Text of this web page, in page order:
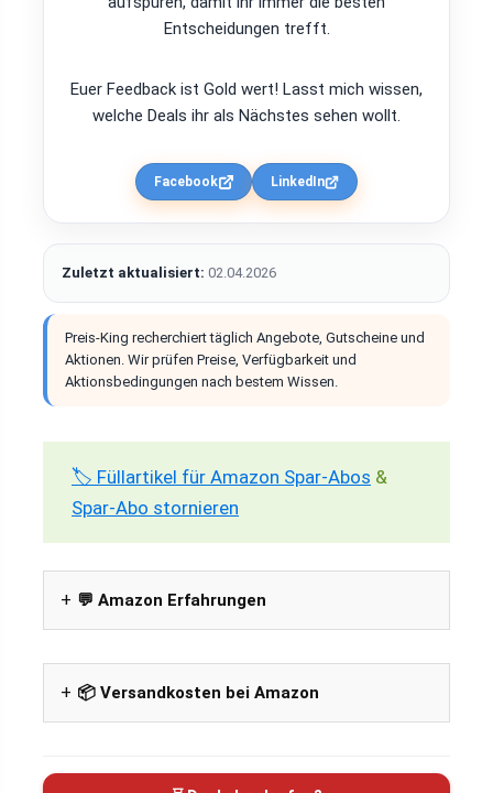
Entscheidungen trefft.
Euer Feedback ist Gold wert! Lasst mich wissen,
welche Deals ihr als Nächstes sehen wollt.
Facebook LinkedIn
Zuletzt aktualisiert: 02.04.2026
Preis-King recherchiert täglich Angebote, Gutscheine und
Aktionen. Wir prüfen Preise, Verfügbarkeit und
Aktionsbedingungen nach bestem Wissen.
🏷️ Füllartikel für Amazon Spar-Abos &
Spar-Abo stornieren
💬 Amazon Erfahrungen
📦 Versandkosten bei Amazon